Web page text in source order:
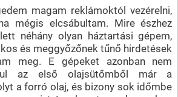
magam reklámoktól vezérelni,
mégis elcsábultam. Mire észhez
néhány olyan háztartási gépem,
és meggyőzőnek tűnő hirdetések
meg. E gépeket azonban nem
az első olajsütőmből már a
a forró olaj, és bizony sok időmbe